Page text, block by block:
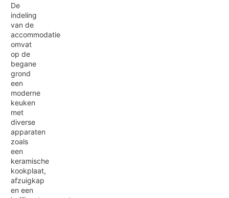
De
indeling
van de
accommodatie
omvat
op de
begane
grond
een
moderne
keuken
met
diverse
apparaten
zoals
een
keramische
kookplaat,
afzuigkap
en een